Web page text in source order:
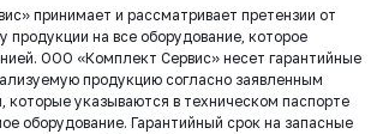
₽ Под заказ
на оплату, который можно оплатить в
принимает и рассматривает претензии от
продукции на все оборудование, которое
ООО «Комплект Сервис» несет гарантийные
продукцию согласно заявленным
которые указываются в техническом паспорте
оборудование. Гарантийный срок на запасные